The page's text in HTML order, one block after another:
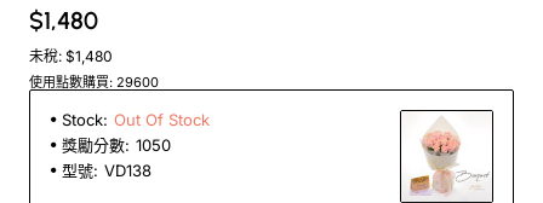
$1,480
未稅: $1,480
使用點數購買: 29600
Stock: Out Of Stock
獎勵分數: 1050
型號: VD138